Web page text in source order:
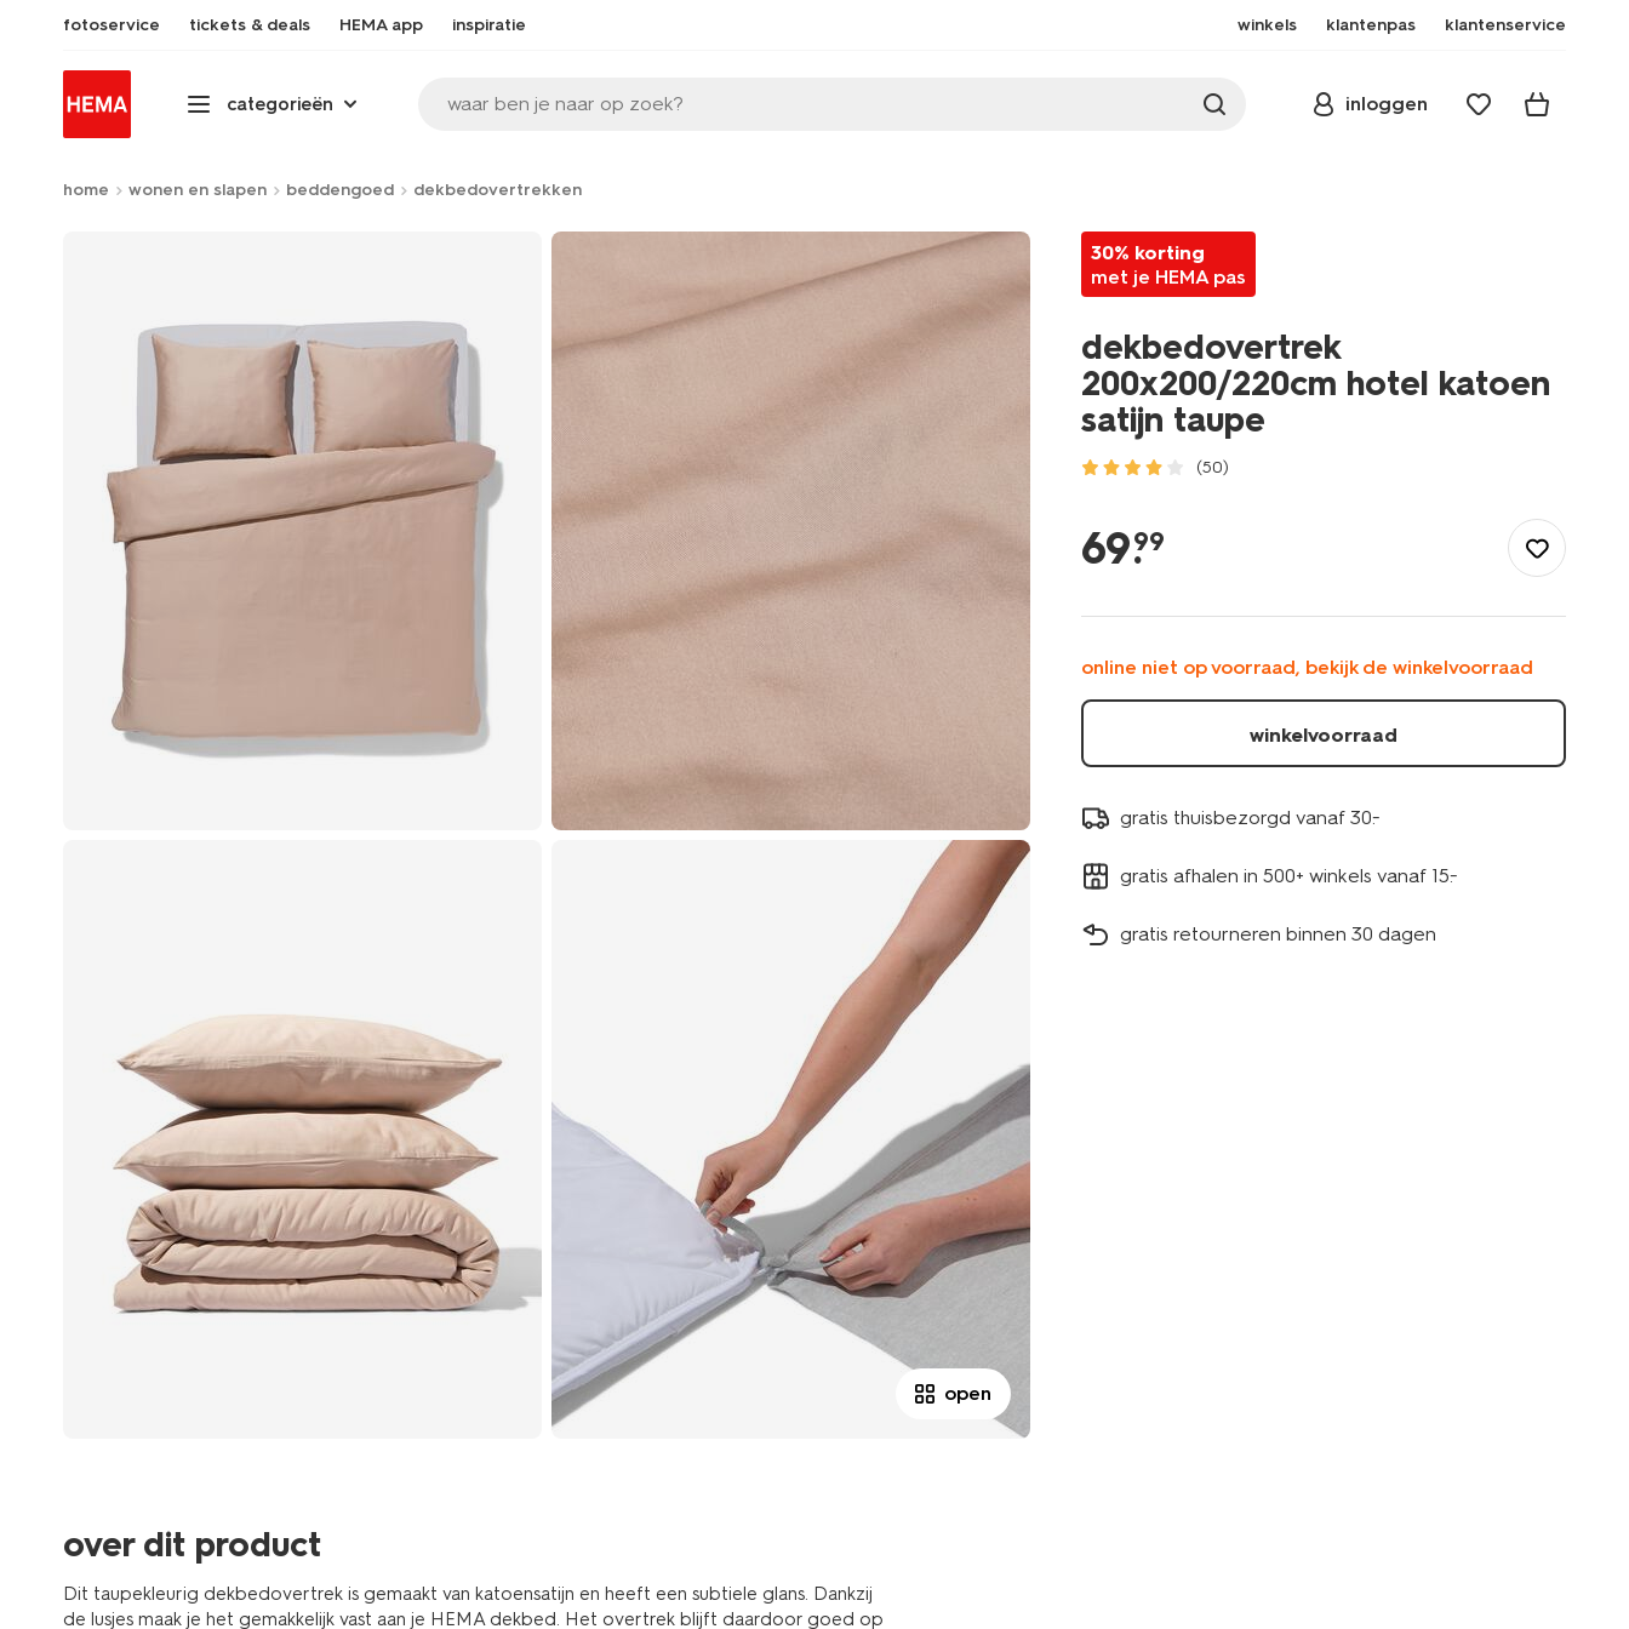
fotoservice tickets & deals HEMA app inspiratie winkels klantenpas klantenservice
categorieën waar ben je naar op zoek? inloggen
home wonen en slapen beddengoed dekbedovertrekken
open
over dit product
Dit taupekleurig dekbedovertrek is gemaakt van katoensatijn en heeft een subtiele glans. Dankzij
de lusjes maak je het gemakkelijk vast aan je HEMA dekbed. Het overtrek blijft daardoor goed op
30% korting
met je HEMA pas
dekbedovertrek
200x200/220cm hotel katoen
satijn taupe
(50)
200x200%2F220cm-
5790153.html
69.
99
online niet op voorraad, bekijk de winkelvoorraad
winkelvoorraad
gratis thuisbezorgd vanaf 30.-
gratis afhalen in 500+ winkels vanaf 15.-
gratis retourneren binnen 30 dagen